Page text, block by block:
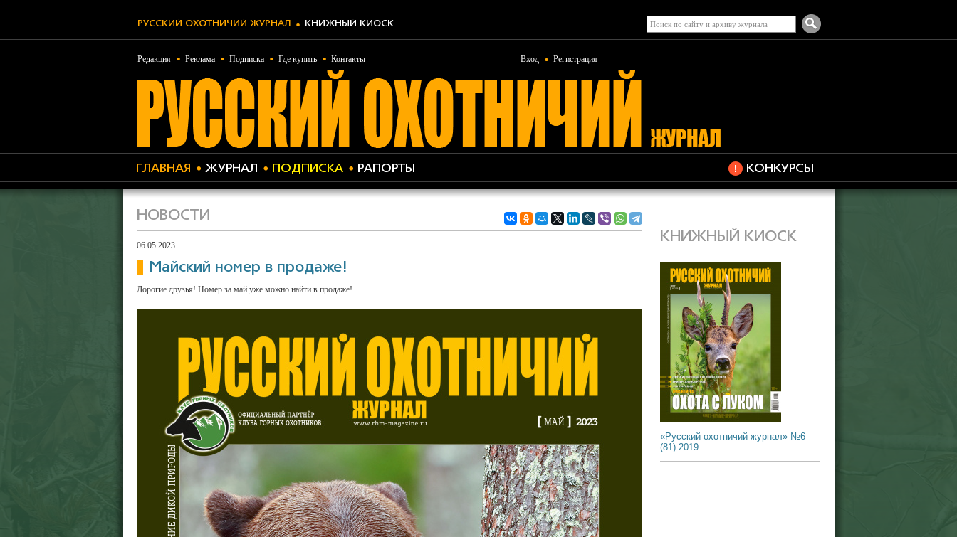
РУССКИЙ ОХОТНИЧИЙ ЖУРНАЛ КНИЖНЫЙ КИОСК
Вход Регистрация
Редакция Реклама Подписка Где купить Контакты
КОНКУРСЫ
ГЛАВНАЯ ЖУРНАЛ ПОДПИСКА РАПОРТЫ
НОВОСТИ
06.05.2023
Майский номер в продаже!
Дорогие друзья! Номер за май уже можно найти в продаже!
КНИЖНЫЙ КИОСК
«Русский охотничий журнал» №6
(81) 2019